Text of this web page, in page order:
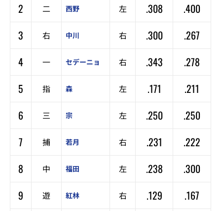
2
二 西野 左 .308
.400
3
右 中川 右 .300
.267
4
一 セデーニョ 右 .343
.278
5
指 森 左 .171
.211
6
三 宗 左 .250
.250
7
捕 若月 右 .231
.222
8
中 福田 左 .238
.300
9
遊 紅林 右 .129
.167